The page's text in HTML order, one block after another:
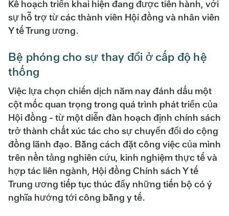
Kế hoạch triển khai hiện đang được tiến hành, với
sự hỗ trợ từ các thành viên Hội đồng và nhân viên
Y tế Trung ương.
Bệ phóng cho sự thay đổi ở cấp độ hệ
thống
Việc lựa chọn chiến dịch năm nay đánh dấu một
cột mốc quan trọng trong quá trình phát triển của
Hội đồng - từ một diễn đàn hoạch định chính sách
trở thành chất xúc tác cho sự chuyển đổi do cộng
đồng lãnh đạo. Bằng cách đặt công việc của mình
trên nền tảng nghiên cứu, kinh nghiệm thực tế và
hợp tác liên ngành, Hội đồng Chính sách Y tế
Trung ương tiếp tục thúc đẩy những tiến bộ có ý
nghĩa hướng tới công bằng y tế.